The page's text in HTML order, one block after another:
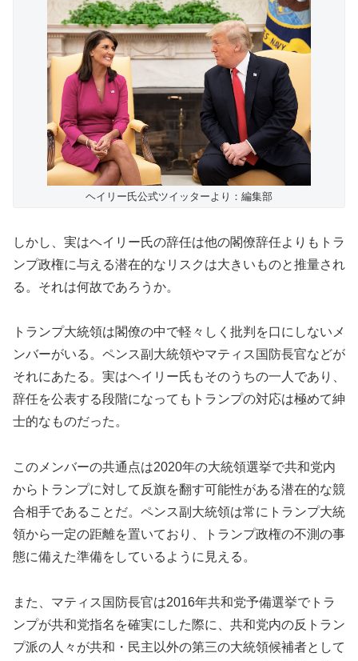
ヘイリー氏公式ツイッターより：編集部
しかし、実はヘイリー氏の辞任は他の閣僚辞任よりもトラ
ンプ政権に与える潜在的なリスクは大きいものと推量され
る。それは何故であろうか。
トランプ大統領は閣僚の中で軽々しく批判を口にしないメ
ンバーがいる。ペンス副大統領やマティス国防長官などが
それにあたる。実はヘイリー氏もそのうちの一人であり、
辞任を公表する段階になってもトランプの対応は極めて紳
士的なものだった。
このメンバーの共通点は2020年の大統領選挙で共和党内
からトランプに対して反旗を翻す可能性がある潜在的な競
合相手であることだ。ペンス副大統領は常にトランプ大統
領から一定の距離を置いており、トランプ政権の不測の事
態に備えた準備をしているように見える。
また、マティス国防長官は2016年共和党予備選挙でトラ
ンプが共和党指名を確実にした際に、共和党内の反トラン
プ派の人々が共和・民主以外の第三の大統領候補者として